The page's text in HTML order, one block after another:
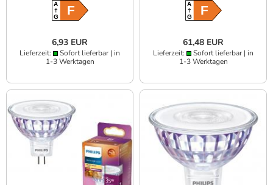
A
GF
6,93 EUR
Lieferzeit:
Sofort lieferbar | in
1-3 Werktagen
A
GF
61,48 EUR
Lieferzeit:
Sofort lieferbar | in
1-3 Werktagen